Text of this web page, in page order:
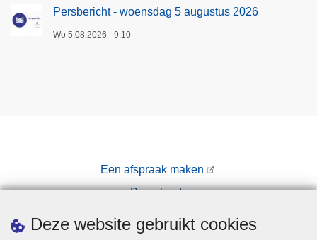
Deze website gebruikt cookies
Persbericht - woensdag 5 augustus 2026
Wo 5.08.2026 - 9:10
Een afspraak maken
Downloads
Pers